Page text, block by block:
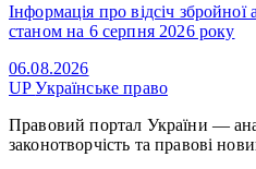
Інформація про відсіч збройної
станом на 6 серпня 2026 року
06.08.2026
UPУкраїнське право
Правовий портал України —
законотворчість та правові